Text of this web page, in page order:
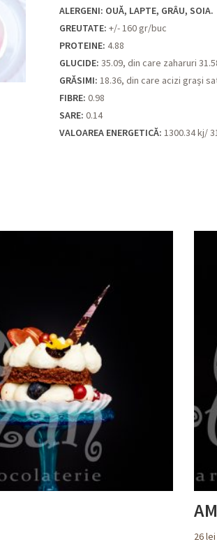
ALERGENI: OUĂ, LAPTE, GRÂU, SOIA.
GREUTATE: +/- 160 gr/buc
PROTEINE: 4.88
GLUCIDE: 35.09, din care zaharuri
GRĂSIMI: 18.36, din care acizi grași
FIBRE: 0.98
SARE: 0.14
VALOAREA ENERGETICĂ: 1300.34 kj/
26lei